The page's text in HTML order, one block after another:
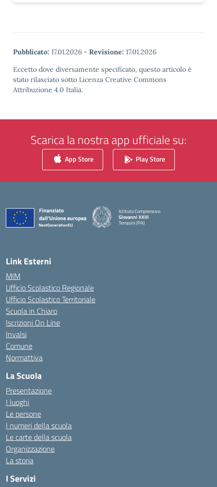
Pubblicato: 17.01.2026 - Revisione: 17.01.2026
Eccetto dove diversamente specificato, questo articolo è
stato rilasciato sotto Licenza Creative Commons
Attribuzione 4.0 Italia.
Scarica la nostra app ufficiale su:
App Store Play Store
Istituto Comprensivo
Giovanni XXIII
Terrasini (PA)
Link Esterni
MIM
Ufficio Scolastico Regionale
Ufficio Scolastico Territoriale
Scuola in Chiaro
Iscrizioni On Line
Invalsi
Comune
Normattiva
La Scuola
Presentazione
I luoghi
Le persone
I numeri della scuola
Le carte della scuola
Organizzazione
La storia
I Servizi